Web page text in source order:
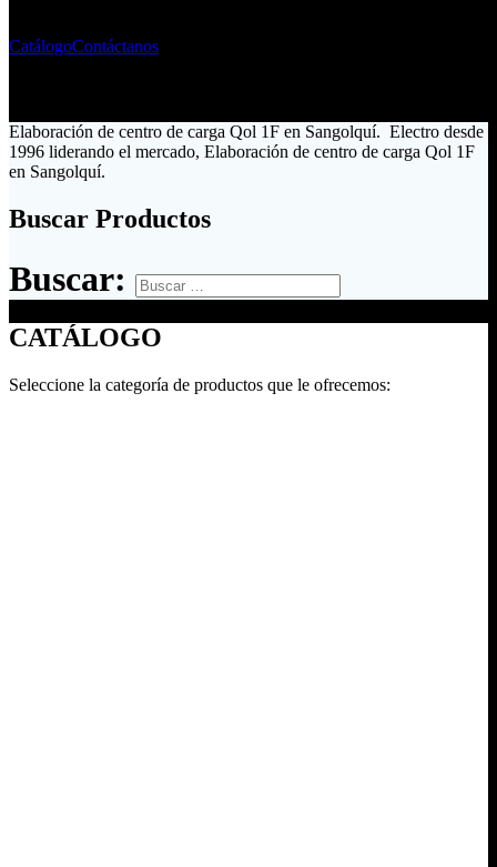
CatálogoContáctanos
Elaboración de centro de carga Qol 1F en Sangolquí. Electro desde
1996 liderando el mercado, Elaboración de centro de carga Qol 1F
en Sangolquí.
Buscar Productos
Buscar:
CATÁLOGO
Seleccione la categoría de productos que le ofrecemos: